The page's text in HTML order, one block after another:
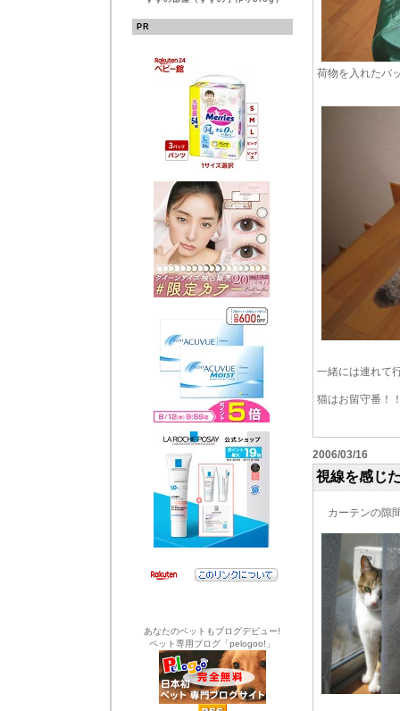
PR
あなたのペットもブログデビュー!
ペット専用ブログ「pelogoo!」
荷物を入れたバ
一緒には連れて
猫はお留守番！
2006/03/16
視線を感じ
カーテンの隙